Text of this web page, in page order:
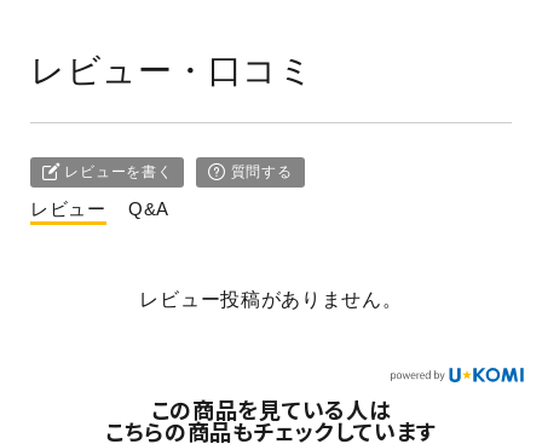
レビュー・口コミ
レビューを書く 質問する
レビュー Q&A
レビュー投稿がありません。
この商品を見ている人は
こちらの商品もチェックしています